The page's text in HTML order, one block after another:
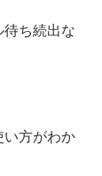
ち続出な
い方がわか